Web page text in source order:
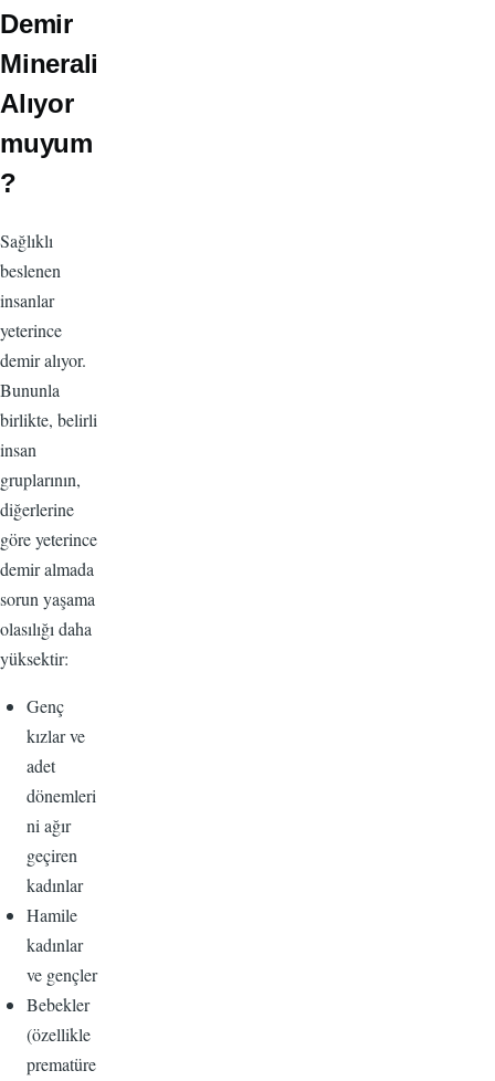
Demir
Minerali
Alıyor
muyum
?
Sağlıklı
beslenen
insanlar
yeterince
demir alıyor.
Bununla
birlikte, belirli
insan
gruplarının,
diğerlerine
göre yeterince
demir almada
sorun yaşama
olasılığı daha
yüksektir:
Genç
kızlar ve
adet
dönemleri
ni ağır
geçiren
kadınlar
Hamile
kadınlar
ve gençler
Bebekler
(özellikle
prematüre